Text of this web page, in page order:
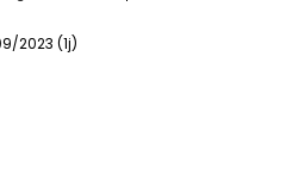
2023 (1j)